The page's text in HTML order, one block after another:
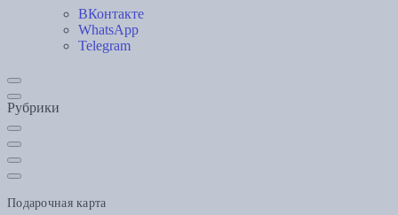
ВКонтакте
WhatsApp
Telegram
Рубрики
Подарочная карта